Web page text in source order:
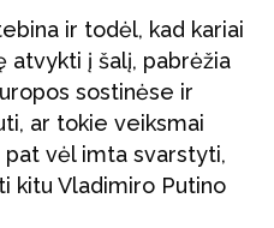
ir todėl, kad kariai
atvykti į šalį, pabrėžia
sostinėse ir
ar tokie veiksmai
pat vėl imta svarstyti,
kitu Vladimiro Putino